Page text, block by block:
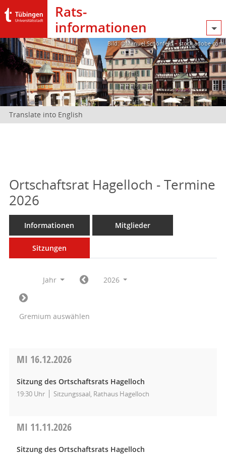
Rats­
informationen
Bild: @Manuel Schönfeld – stock.adobe.com
Translate into English
Ortschaftsrat Hagelloch - Termine
2026
Informationen Mitglieder
Sitzungen
Jahr 2026
Gremium auswählen
MI 16.12.2026
Sitzung des Ortschaftsrats Hagelloch
19:30 Uhr Sitzungssaal, Rathaus Hagelloch
MI 11.11.2026
Sitzung des Ortschaftsrats Hagelloch